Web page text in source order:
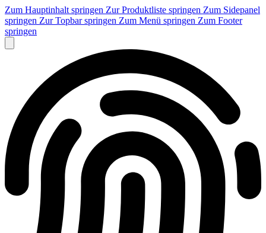
Zum Hauptinhalt springen Zur Produktliste springen Zum Sidepanel
springen Zur Topbar springen Zum Menü springen Zum Footer
springen